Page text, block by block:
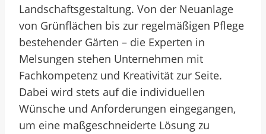
Landschaftsgestaltung. Von der Neuanlage
von Grünflächen bis zur regelmäßigen Pflege
bestehender Gärten – die Experten in
Melsungen stehen Unternehmen mit
Fachkompetenz und Kreativität zur Seite.
Dabei wird stets auf die individuellen
Wünsche und Anforderungen eingegangen,
um eine maßgeschneiderte Lösung zu